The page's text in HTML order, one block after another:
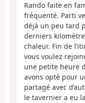
Rando faite en
fréquenté. Parti
déjà un peu tard
derniers
chaleur. Fin de
vous voulez
une petite heure
avons opté pour
partagé avec
le tavernier a eu